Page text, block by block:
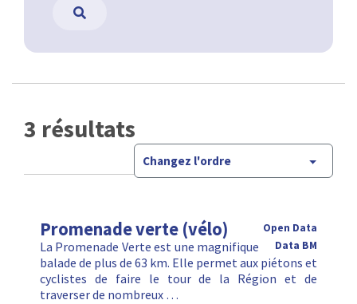
3 résultats
Changez l'ordre
Promenade verte (vélo)
Open Data
Data BM
La Promenade Verte est une magnifique
balade de plus de 63 km. Elle permet aux piétons et
cyclistes de faire le tour de la Région et de
traverser de nombreux …